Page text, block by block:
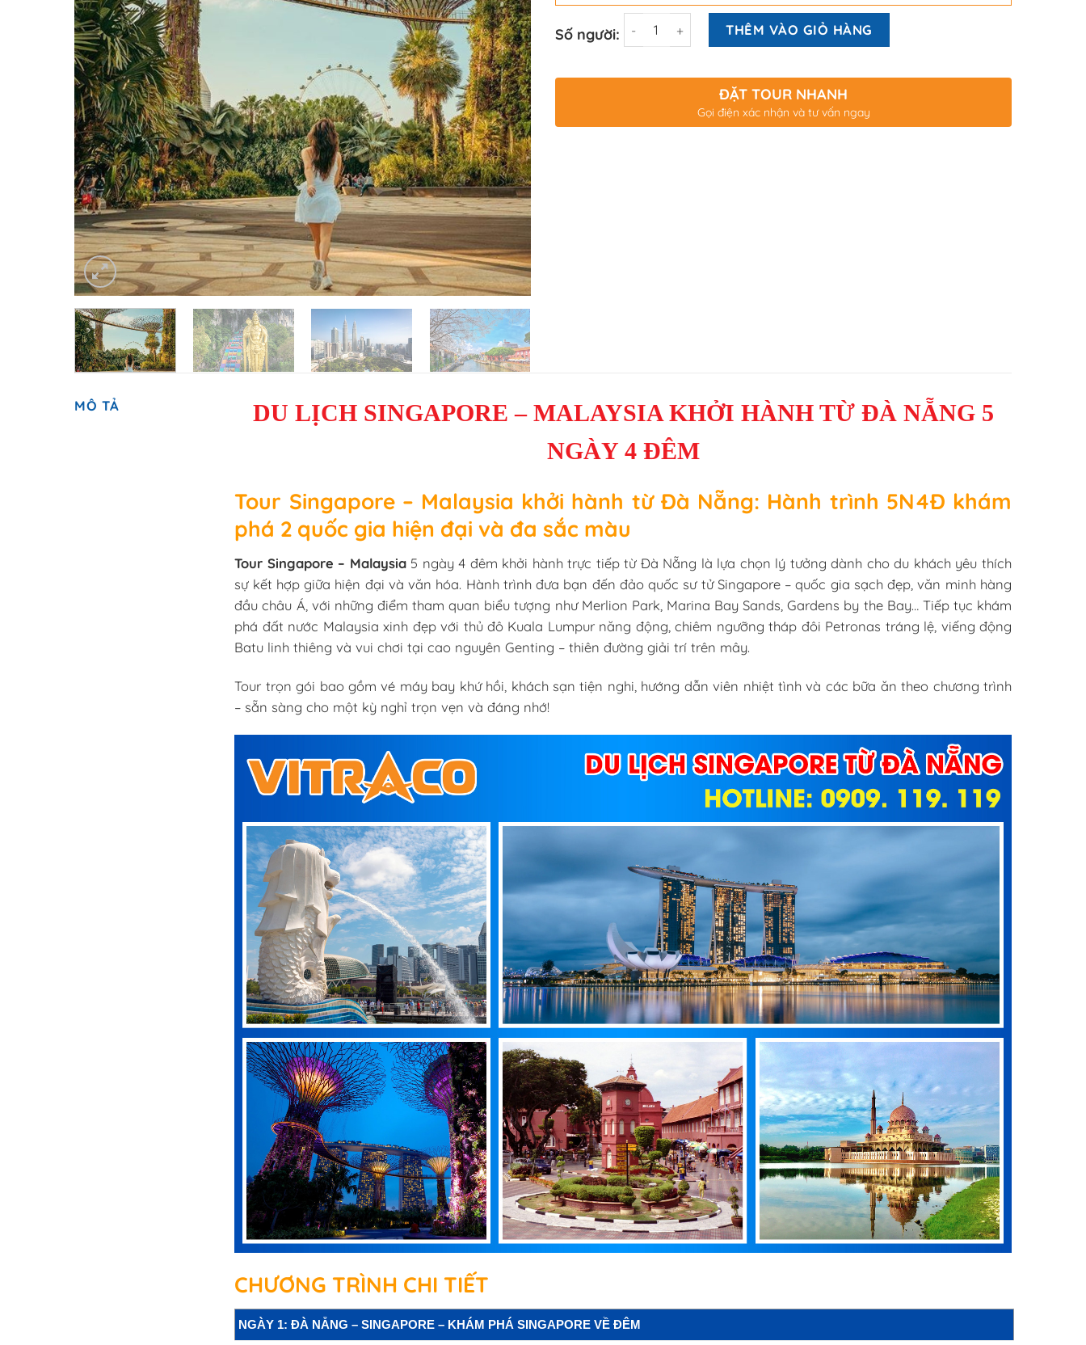
Số người:
Số lượng THÊM VÀO GIỎ HÀNG
ĐẶT TOUR NHANH
Gọi điện xác nhận và tư vấn ngay
MÔ TẢ
DU LỊCH SINGAPORE – MALAYSIA KHỞI HÀNH TỪ ĐÀ NẴNG 5
NGÀY 4 ĐÊM
Tour Singapore – Malaysia khởi hành từ Đà Nẵng: Hành trình 5N4Đ khám
phá 2 quốc gia hiện đại và đa sắc màu
Tour Singapore – Malaysia5 ngày 4 đêm khởi hành trực tiếp từ Đà Nẵng là lựa chọn lý tưởng dành cho du khách yêu thích
sự kết hợp giữa hiện đại và văn hóa. Hành trình đưa bạn đến đảo quốc sư tử Singapore – quốc gia sạch đẹp, văn minh hàng
đầu châu Á, với những điểm tham quan biểu tượng như Merlion Park, Marina Bay Sands, Gardens by the Bay… Tiếp tục khám
phá đất nước Malaysia xinh đẹp với thủ đô Kuala Lumpur năng động, chiêm ngưỡng tháp đôi Petronas tráng lệ, viếng động
Batu linh thiêng và vui chơi tại cao nguyên Genting – thiên đường giải trí trên mây.
Tour trọn gói bao gồm vé máy bay khứ hồi, khách sạn tiện nghi, hướng dẫn viên nhiệt tình và các bữa ăn theo chương trình
– sẵn sàng cho một kỳ nghỉ trọn vẹn và đáng nhớ!
CHƯƠNG TRÌNH CHI TIẾT
NGÀY 1: ĐÀ NẴNG – SINGAPORE – KHÁM PHÁ SINGAPORE VỀ ĐÊM